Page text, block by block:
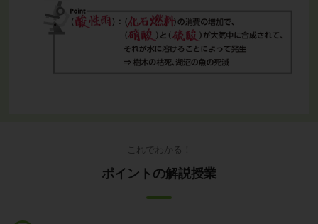
これでわかる！
ポイントの解説授業